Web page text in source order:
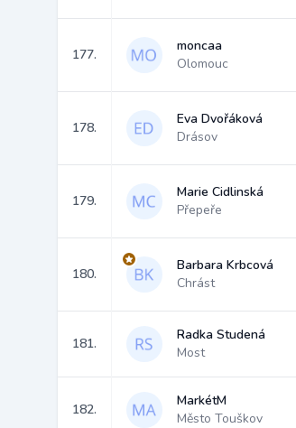
177.
moncaa
Olomouc
178.
Eva Dvořáková
Drásov
179.
Marie Cidlinská
Přepeře
180.
Barbara Krbcová
Chrást
181.
Radka Studená
Most
182.
MarkétM
Město Touškov